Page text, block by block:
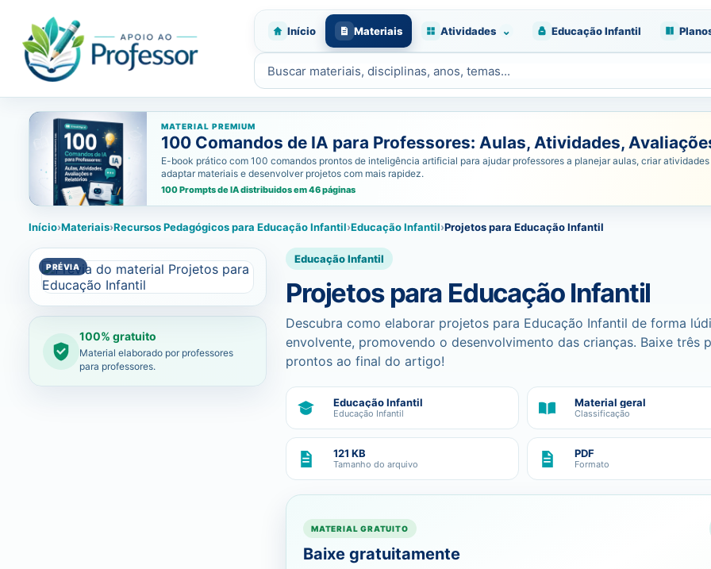
Início Materiais Atividades ⌄ Educação Infantil
Buscar materiais
MATERIAL PREMIUM
100 Comandos de IA para Professores: Aulas, Atividades,
E-book prático com 100 comandos prontos de inteligência artificial para ajudar professores a planejar aulas, criar
adaptar materiais e desenvolver projetos com mais rapidez.
100 Prompts de IA distribuidos em 46 páginas
Início›Materiais›Recursos Pedagógicos para Educação Infantil›Educação Infantil›Projetos para Educação Infantil
100% gratuito
Material elaborado por professores
para professores.
Educação Infantil
Projetos para Educação Infantil
Descubra como elaborar projetos para Educação Infantil de forma
envolvente, promovendo o desenvolvimento das crianças. Baixe três
prontos ao final do artigo!
Educação Infantil
Educação Infantil
Material geral
Classificação
121 KB
Tamanho do arquivo
PDF
Formato
MATERIAL GRATUITO
Baixe gratuitamente